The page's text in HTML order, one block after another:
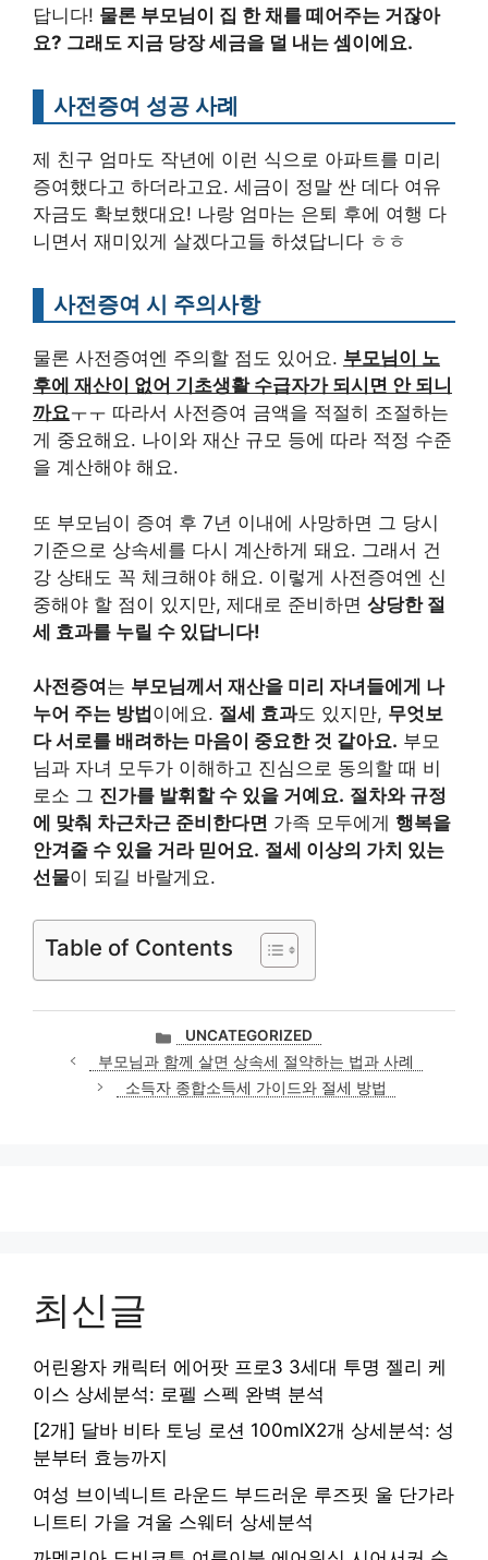
답니다! 물론 부모님이 집 한 채를 떼어주는 거잖아
요? 그래도 지금 당장 세금을 덜 내는 셈이에요.
사전증여 성공 사례
제 친구 엄마도 작년에 이런 식으로 아파트를 미리
증여했다고 하더라고요. 세금이 정말 싼 데다 여유
자금도 확보했대요! 나랑 엄마는 은퇴 후에 여행 다
니면서 재미있게 살겠다고들 하셨답니다 ㅎㅎ
사전증여 시 주의사항
물론 사전증여엔 주의할 점도 있어요. 부모님이 노
후에 재산이 없어 기초생활 수급자가 되시면 안 되니
까요ㅜㅜ 따라서 사전증여 금액을 적절히 조절하는
게 중요해요. 나이와 재산 규모 등에 따라 적정 수준
을 계산해야 해요.
또 부모님이 증여 후 7년 이내에 사망하면 그 당시
기준으로 상속세를 다시 계산하게 돼요. 그래서 건
강 상태도 꼭 체크해야 해요. 이렇게 사전증여엔 신
중해야 할 점이 있지만, 제대로 준비하면 상당한 절
세 효과를 누릴 수 있답니다!
사전증여 는 부모님께서 재산을 미리 자녀들에게 나
누어 주는 방법 이에요. 절세 효과도 있지만, 무엇보
다 서로를 배려하는 마음이 중요한 것 같아요. 부모
님과 자녀 모두가 이해하고 진심으로 동의할 때 비
로소 그 진가를 발휘할 수 있을 거예요. 절차와 규정
에 맞춰 차근차근 준비한다면 가족 모두에게 행복을
안겨줄 수 있을 거라 믿어요. 절세 이상의 가치 있는
선물이 되길 바랄게요.
Table of Contents
카
테
고
리
UNCATEGORIZED
부모님과 함께 살면 상속세 절약하는 법과 사례
소득자 종합소득세 가이드와 절세 방법
최신글
어린왕자 캐릭터 에어팟 프로3 3세대 투명 젤리 케
이스 상세분석: 로펠 스펙 완벽 분석
[2개] 달바 비타 토닝 로션 100mlX2개 상세분석: 성
분부터 효능까지
여성 브이넥니트 라운드 부드러운 루즈핏 울 단가라
니트티 가을 겨울 스웨터 상세분석